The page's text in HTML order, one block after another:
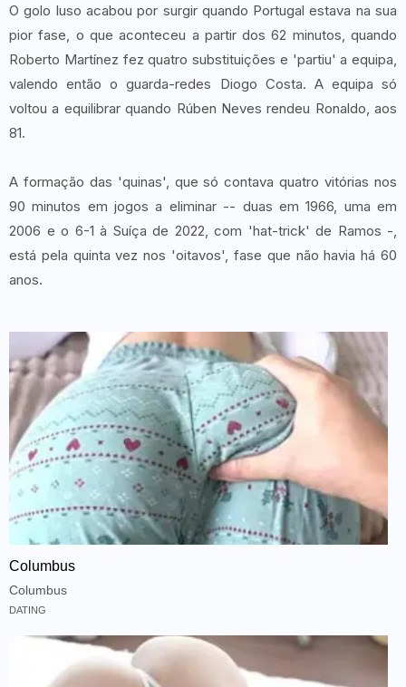
O golo luso acabou por surgir quando Portugal estava na sua
pior fase, o que aconteceu a partir dos 62 minutos, quando
Roberto Martínez fez quatro substituições e 'partiu' a equipa,
valendo então o guarda-redes Diogo Costa. A equipa só
voltou a equilibrar quando Rúben Neves rendeu Ronaldo, aos
81.
A formação das 'quinas', que só contava quatro vitórias nos
90 minutos em jogos a eliminar -- duas em 1966, uma em
2006 e o 6-1 à Suíça de 2022, com 'hat-trick' de Ramos -,
está pela quinta vez nos 'oitavos', fase que não havia há 60
anos.
Columbus
Columbus
DATING